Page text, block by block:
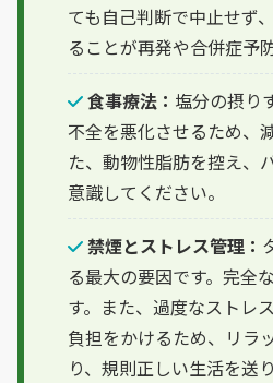
ても自己判断で中止せず
ることが再発や合併症予
食事療法： 塩分の摂り
不全を悪化させるため、
た、動物性脂肪を控え、
意識してください。
禁煙とストレス管理：
る最大の要因です。完全
す。また、過度なストレ
負担をかけるため、リラ
り、規則正しい生活を送